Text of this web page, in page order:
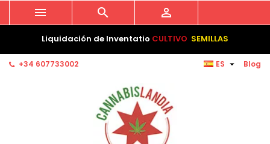
Liquidación de Inventatio CULTIVO SEMILLAS
Blog
+34 607733002 ES 
  